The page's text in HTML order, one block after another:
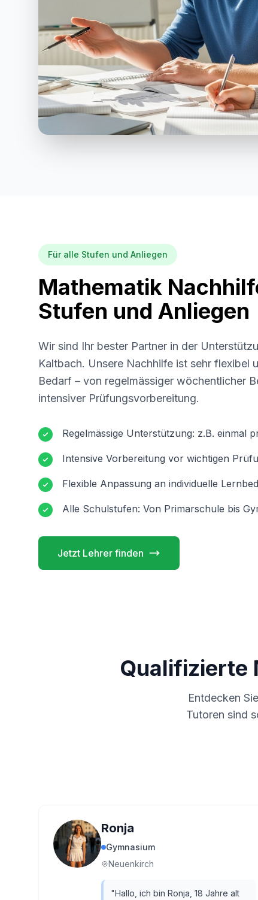
Für alle Stufen und Anliegen
Mathematik
Stufen und Anliegen
Wir sind Ihr bester Partner in der
Kaltbach. Unsere Nachhilfe ist sehr flexibel
Bedarf – von regelmässiger wöchentlicher
intensiver Prüfungsvorbereitung.
Regelmässige Unterstützung: z.B. einmal
Intensive Vorbereitung vor wichtigen
Flexible Anpassung an individuelle
Alle Schulstufen: Von Primarschule bis
Jetzt Lehrer finden
Qualifizierte
Entdecken
Tutoren sind
Ronja
Gymnasium
Neuenkirch
"Hallo, ich bin Ronja, 18 Jahre alt